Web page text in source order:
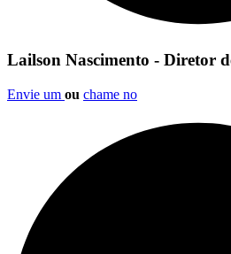
Lailson Nascimento - Diretor
Envie um ou chame no